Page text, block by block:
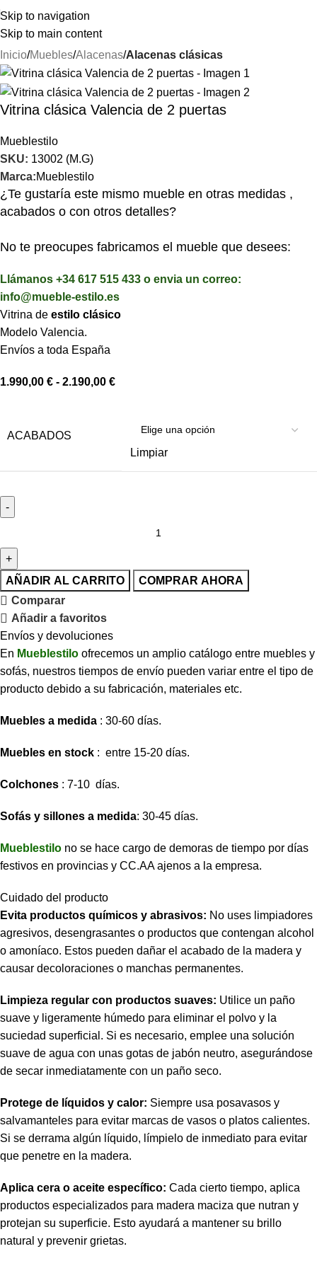
Skip to navigation
Skip to main content
⚡REALIZAMOS ENVÍOS A TODA ESPAÑA⚡
Inicio Muebles Alacenas Alacenas clásicas
Vitrina clásica Valencia de 2 puertas
Mueblestilo
SKU: 13002 (M.G)
Marca:Mueblestilo
¿Te gustaría este mismo mueble en otras medidas ,
acabados o con otros detalles?
No te preocupes fabricamos el mueble que desees:
Llámanos +34 617 515 433 o envia un correo:
info@mueble-estilo.es
Vitrina de estilo clásico
Modelo Valencia.
Envíos a toda España
1.990,00 € - 2.190,00 €
ACABADOS
Limpiar
AÑADIR AL CARRITO
COMPRAR AHORA
Comparar
Añadir a favoritos
Envíos y devoluciones
En Mueblestilo ofrecemos un amplio catálogo entre muebles y
sofás, nuestros tiempos de envío pueden variar entre el tipo de
producto debido a su fabricación, materiales etc.
Muebles a medida : 30-60 días.
Muebles en stock : entre 15-20 días.
Colchones : 7-10 días.
Sofás y sillones a medida: 30-45 días.
Mueblestilo no se hace cargo de demoras de tiempo por días
festivos en provincias y CC.AA ajenos a la empresa.
Cuidado del producto
Evita productos químicos y abrasivos: No uses limpiadores
agresivos, desengrasantes o productos que contengan alcohol
o amoníaco. Estos pueden dañar el acabado de la madera y
causar decoloraciones o manchas permanentes.
Limpieza regular con productos suaves: Utilice un paño
suave y ligeramente húmedo para eliminar el polvo y la
suciedad superficial. Si es necesario, emplee una solución
suave de agua con unas gotas de jabón neutro, asegurándose
de secar inmediatamente con un paño seco.
Protege de líquidos y calor: Siempre usa posavasos y
salvamanteles para evitar marcas de vasos o platos calientes.
Si se derrama algún líquido, límpielo de inmediato para evitar
que penetre en la madera.
Aplica cera o aceite específico: Cada cierto tiempo, aplica
productos especializados para madera maciza que nutran y
protejan su superficie. Esto ayudará a mantener su brillo
natural y prevenir grietas.